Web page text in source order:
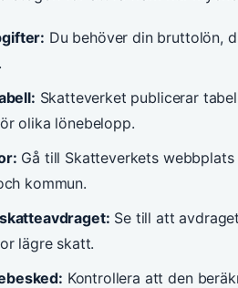
Du behöver din bruttolön,
Skatteverket publicerar
olika lönebelopp.
Gå till Skatteverkets
kommun.
Se till att
lägre skatt.
Kontrollera att den